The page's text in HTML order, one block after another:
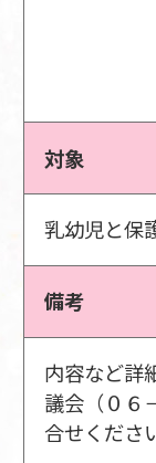
対象
乳幼児と保
備考
内容など詳
議会（０６
合せくださ